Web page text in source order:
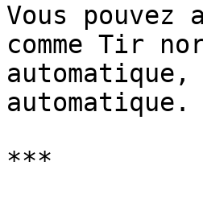
Vous pouvez
comme Tir
automatique.
***